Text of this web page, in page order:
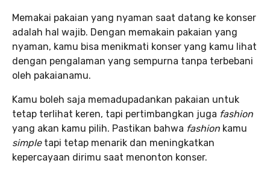
Memakai pakaian yang nyaman saat datang ke konser
adalah hal wajib. Dengan memakain pakaian yang
nyaman, kamu bisa menikmati konser yang kamu lihat
dengan pengalaman yang sempurna tanpa terbebani
oleh pakaianamu.
Kamu boleh saja memadupadankan pakaian untuk
tetap terlihat keren, tapi pertimbangkan juga fashion
yang akan kamu pilih. Pastikan bahwa fashion kamu
simpletapi tetap menarik dan meningkatkan
kepercayaan dirimu saat menonton konser.